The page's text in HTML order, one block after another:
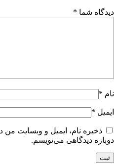
دیدگاه شما *
نام *
ایمیل *
ذخیره نام، ایمیل و وبسایت من
دوباره دیدگاهی می‌نویسم.